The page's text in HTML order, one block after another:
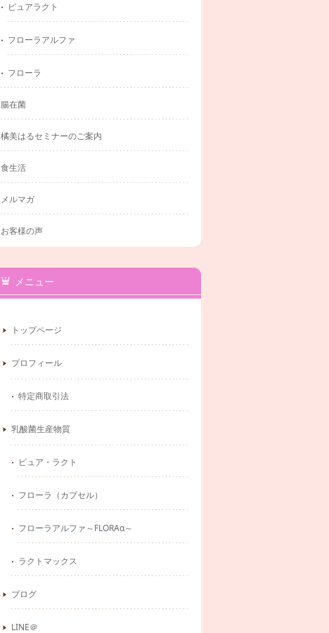
ピュアラクト
フローラアルファ
フローラ
腸在菌
橘美はるセミナーのご案内
食生活
メルマガ
お客様の声
メニュー
トップページ
プロフィール
特定商取引法
乳酸菌生産物質
ピュア・ラクト
フローラ（カプセル）
フローラアルファ～FLORAα～
ラクトマックス
ブログ
LINE＠